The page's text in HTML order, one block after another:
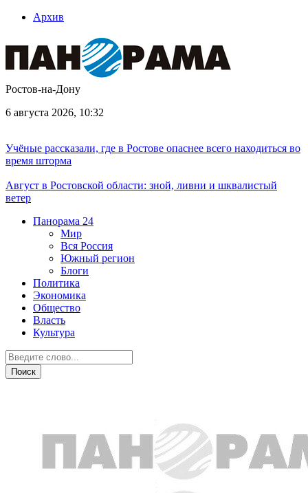
Архив
Ростов-на-Дону
6 августа 2026, 10:32
Учёные рассказали, где в Ростове опаснее всего находиться во
время шторма
Август в Ростовской области: зной, ливни и шквалистый
ветер
Панорама 24
Мир
Вся Россия
Южный регион
Блоги
Политика
Экономика
Общество
Власть
Культура